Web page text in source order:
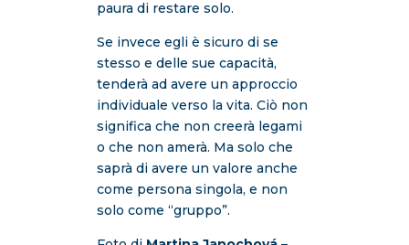
paura di restare solo.
Se invece egli è sicuro di se
stesso e delle sue capacità,
tenderà ad avere un approccio
individuale verso la vita. Ciò non
significa che non creerà legami
o che non amerà. Ma solo che
saprà di avere un valore anche
come persona singola, e non
solo come “gruppo”.